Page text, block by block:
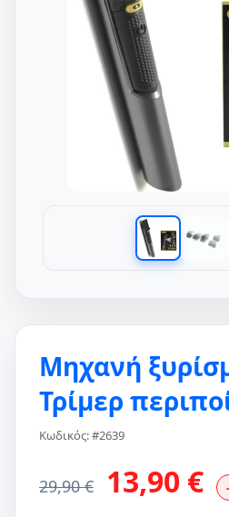
Μηχανή
Τρίμερ
Κωδικός: #2639
29,90 € 13,90 €